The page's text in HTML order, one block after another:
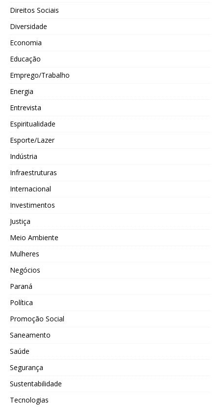
Direitos Sociais
Diversidade
Economia
Educação
Emprego/Trabalho
Energia
Entrevista
Espiritualidade
Esporte/Lazer
Indústria
Infraestruturas
Internacional
Investimentos
Justiça
Meio Ambiente
Mulheres
Negócios
Paraná
Política
Promoção Social
Saneamento
Saúde
Segurança
Sustentabilidade
Tecnologias